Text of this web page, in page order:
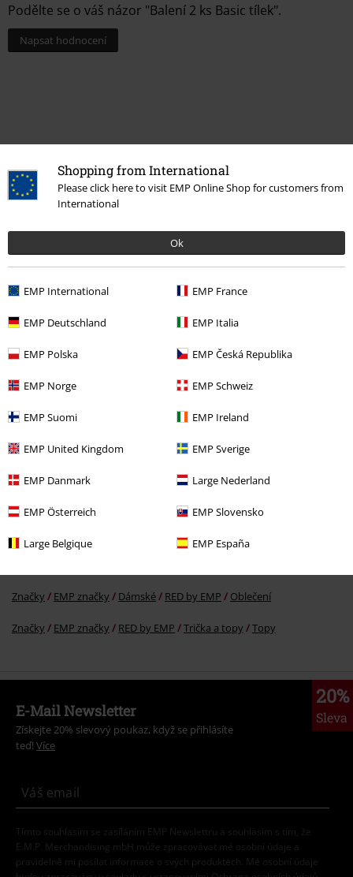
Shopping from International
Please click here to visit EMP Online Shop for customers from
International
Ok
EMP International EMP France
EMP Deutschland EMP Italia
EMP Polska EMP Česká Republika
EMP Norge EMP Schweiz
EMP Suomi EMP Ireland
EMP United Kingdom EMP Sverige
EMP Danmark Large Nederland
EMP Österreich EMP Slovensko
Large Belgique EMP España
Podělte se o váš názor "Balení 2 ks Basic tílek".
Napsat hodnocení
Kč 549,00
More categories. More options.
Značky EMP značky Dámské RED by EMP Oblečení
Značky EMP značky RED by EMP Trička a topy Topy
20%
Sleva
E-Mail Newsletter
Získejte 20% slevový poukaz, když se přihlásíte
teď! Více
Tímto souhlasím se zasíláním EMP Newslettru a souhlasím s tím, že
E.M.P. Merchandising mbH může zpracovávat mé osobní údaje a
pravidelně mi posílat informace o svých produktech. Mé osobní údaje